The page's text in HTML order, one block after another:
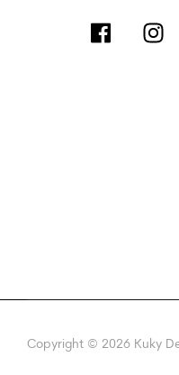
Copyright © 2026 Kuky